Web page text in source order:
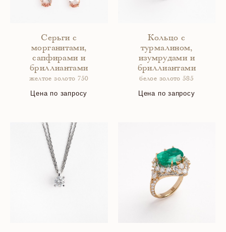
Серьги с
морганитами,
сапфирами и
бриллиантами
желтое золото 750
Цена по запросу
Кольцо с
турмалином,
изумрудами и
бриллиантами
белое золото 585
Цена по запросу